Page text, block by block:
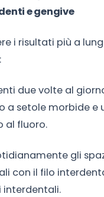
e gengive
i risultati più a
due volte al
a setole morbide e
al fluoro.
gli
con il filo
interdentali.